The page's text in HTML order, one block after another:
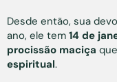
Desde então, sua
ano, ele tem 14 de
procissão maciça
espiritual.